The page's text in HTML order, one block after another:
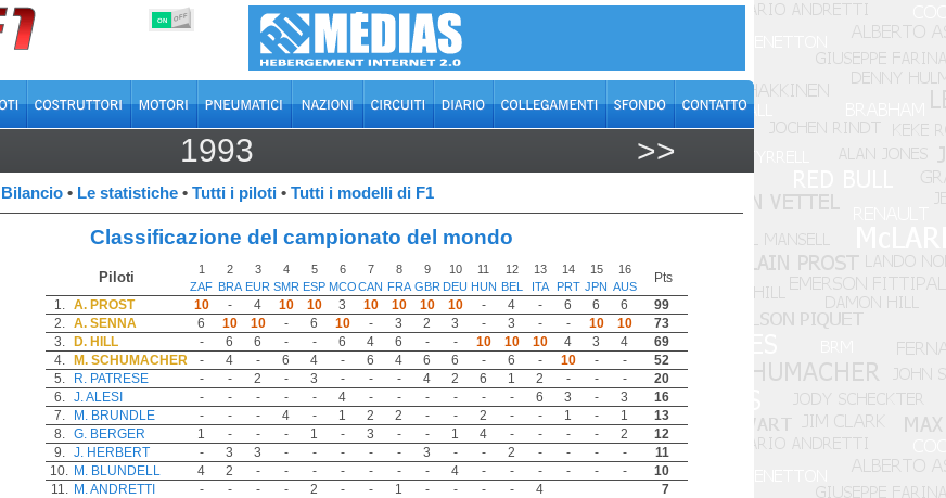
ON OFF
1993 >>
Bilancio• Le statistiche• Tutti i piloti• Tutti i modelli di F1
Classificazione del campionato del mondo
Piloti
1
ZAF
2
BRA
3
EUR
4
SMR
5
ESP
6
MCO
7
CAN
8
FRA
9
GBR
10
DEU
11
HUN
12
BEL
13
ITA
14
PRT
15
JPN
16
AUS
Pts
1.
A. PROST 10 - 4 10 10 3 10 10 10 10 - 4 - 6 6 6
99
2.
A. SENNA 6 10 10 - 6 10 - 3 2 3 - 3 - - 10 10
73
3.
D. HILL - 6 6 - - 6 4 6 - - 10 10 10 4 3 4
69
4.
M. SCHUMACHER - 4 - 6 4 - 6 4 6 6 - 6 - 10 - -
52
5.
R. PATRESE - - 2 - 3 - - - 4 2 6 1 2 - - -
20
6.
J. ALESI - - - - - 4 - - - - - - 6 3 - 3
16
7.
M. BRUNDLE - - - 4 - 1 2 2 - - 2 - - 1 - 1
13
8.
G. BERGER 1 - - - 1 - 3 - - 1 4 - - - - 2
12
9.
J. HERBERT - 3 3 - - - - - 3 - - 2 - - - -
11
10. M. BLUNDELL 4 2 - - - - - - - 4 - - - - - -
10
11. M. ANDRETTI - - - - 2 - - 1 - - - - 4
7